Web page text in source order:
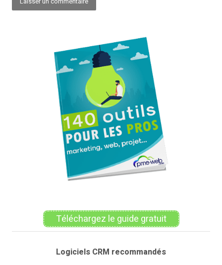
Téléchargez le guide gratuit
Logiciels CRM recommandés